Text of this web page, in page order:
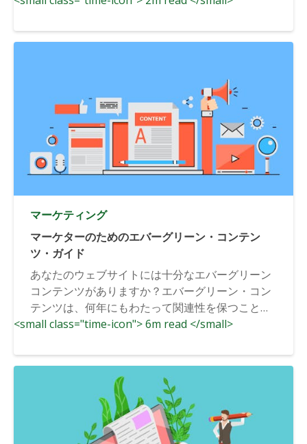
マーケティング
マーケターのためのエバーグリーン・コンテン
ツ・ガイド
あなたのウェブサイトには十分なエバーグリーン
コンテンツがありますか？エバーグリーン・コン
テンツは、何年にもわたって関連性を保つことが
できます...
<small class="time-icon"> 6m read </small>